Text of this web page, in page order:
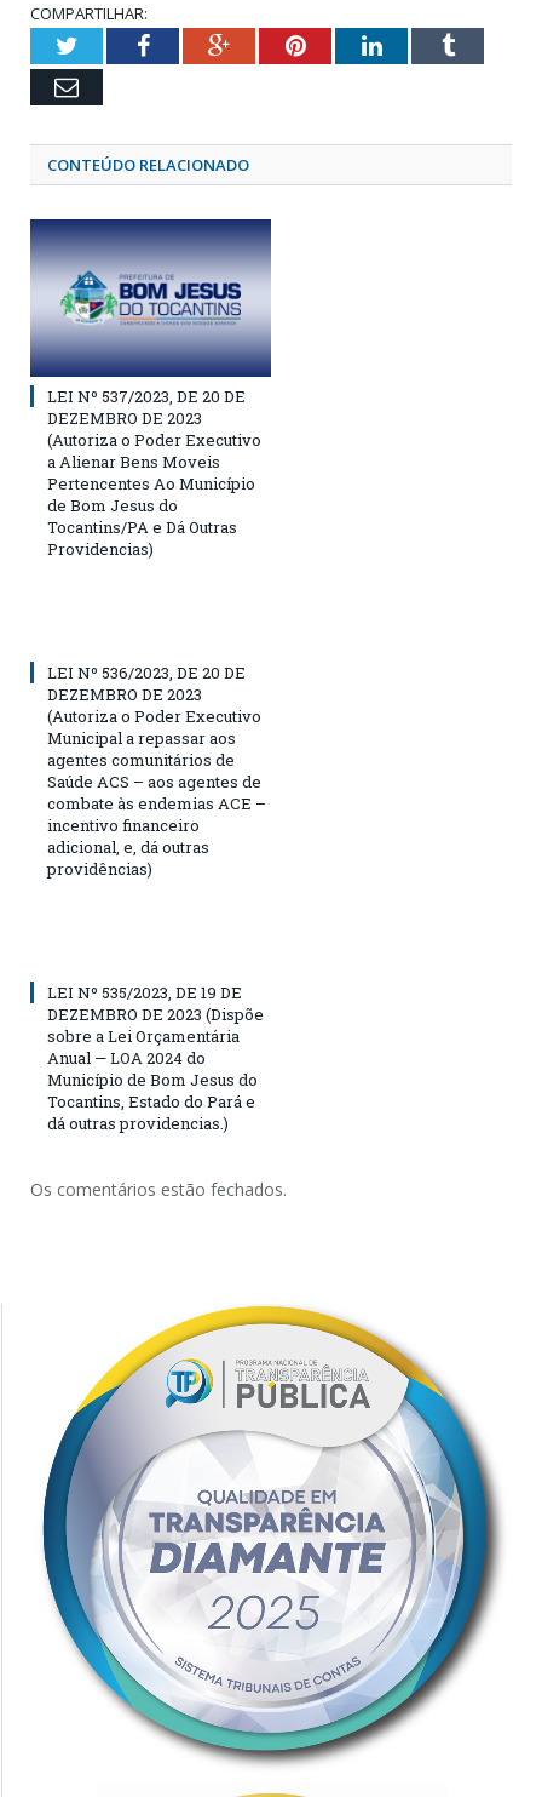
COMPARTILHAR:
TwitterFacebookGoogle+PinterestLinkedInTumblr
Email
CONTEÚDO RELACIONADO
LEI Nº 537/2023, DE 20 DE
DEZEMBRO DE 2023
(Autoriza o Poder Executivo
a Alienar Bens Moveis
Pertencentes Ao Município
de Bom Jesus do
Tocantins/PA e Dá Outras
Providencias)
LEI Nº 536/2023, DE 20 DE
DEZEMBRO DE 2023
(Autoriza o Poder Executivo
Municipal a repassar aos
agentes comunitários de
Saúde ACS – aos agentes de
combate às endemias ACE –
incentivo financeiro
adicional, e, dá outras
providências)
LEI Nº 535/2023, DE 19 DE
DEZEMBRO DE 2023 (Dispõe
sobre a Lei Orçamentária
Anual — LOA 2024 do
Município de Bom Jesus do
Tocantins, Estado do Pará e
dá outras providencias.)
Os comentários estão fechados.